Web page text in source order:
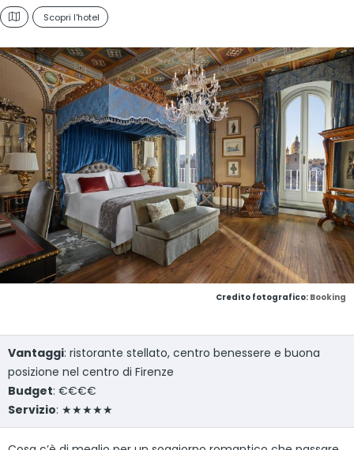
Scopri l'hotel
Credito fotografico: Booking
Vantaggi: ristorante stellato, centro benessere e buona
posizione nel centro di Firenze
Budget: €€€€
Servizio: ★★★★★